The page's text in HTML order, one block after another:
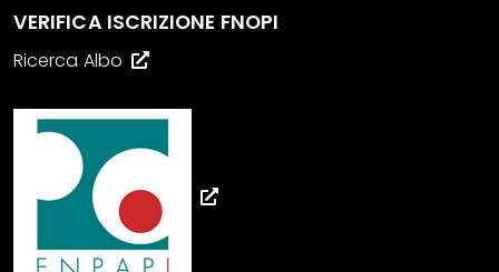
VERIFICA ISCRIZIONE FNOPI
Ricerca Albo